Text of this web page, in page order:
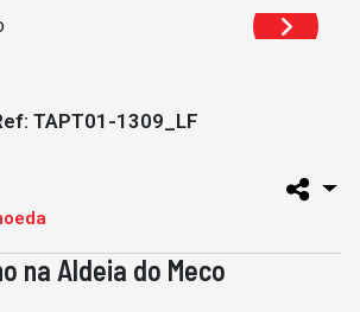
TAPT01-1309_LF
na Aldeia do Meco